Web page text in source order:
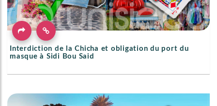
Interdiction de la Chicha et obligation du port du
masque à Sidi Bou Said